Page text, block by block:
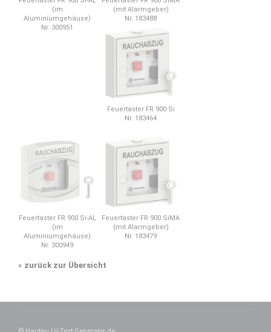
(im
Aluminiumgehäuse)
Nr. 300951
(mit Alarmgeber)
Nr. 183488
Feuertaster FR 900 Si
Nr. 183464
Feuertaster FR 900 Si-AL
(im
Aluminiumgehäuse)
Nr. 300949
Feuertaster FR 900 SiMA
(mit Alarmgeber)
Nr. 183479
« zurück zur Übersicht